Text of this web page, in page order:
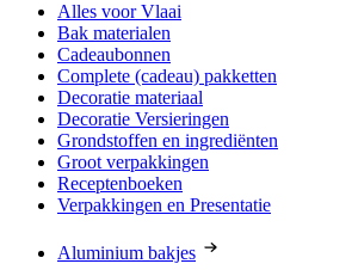
Alles voor Vlaai
Bak materialen
Cadeaubonnen
Complete (cadeau) pakketten
Decoratie materiaal
Decoratie Versieringen
Grondstoffen en ingrediënten
Groot verpakkingen
Receptenboeken
Verpakkingen en Presentatie
Aluminium bakjes